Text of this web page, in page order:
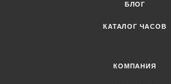
БЛОГ
КАТАЛОГ ЧАСОВ
КОМПАНИЯ